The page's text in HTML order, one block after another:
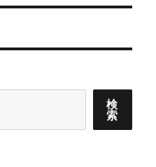
検
索